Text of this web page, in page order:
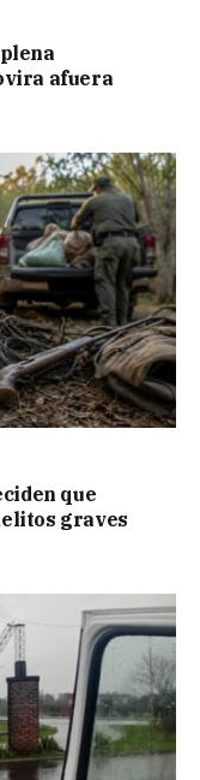
afuera
que
graves